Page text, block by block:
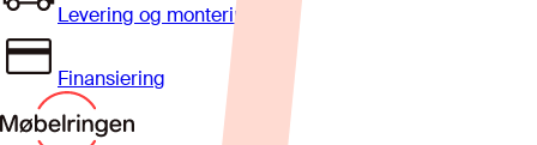
Levering og montering
Finansiering